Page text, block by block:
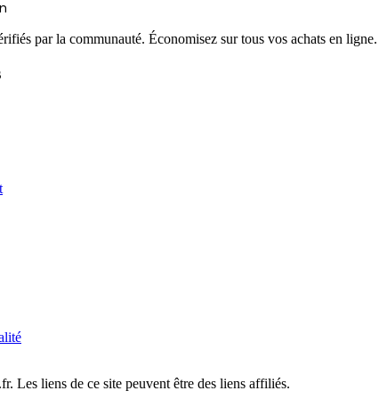
par la communauté. Économisez sur tous vos achats en ligne.
Les liens de ce site peuvent être des liens affiliés.